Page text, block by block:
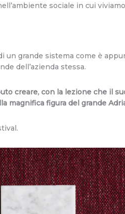
sociale in cui
un grande sistema come è
dell’azienda stessa.
creare, con la lezione che il
magnifica figura del grande